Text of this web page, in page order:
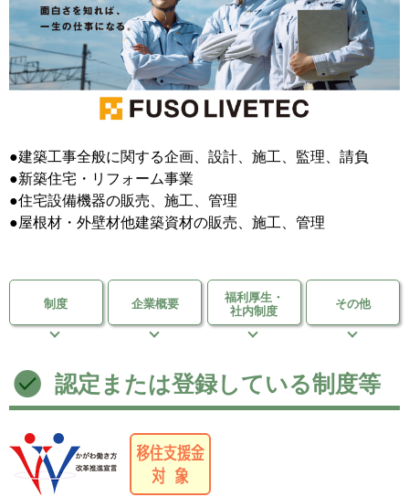
検索
閉じる
●建築工事全般に関する企画、設計、施工、監理、請負
●新築住宅・リフォーム事業
●住宅設備機器の販売、施工、管理
●屋根材・外壁材他建築資材の販売、施工、管理
制度 企業概要
福利厚生・
社内制度
その他
認定または登録している制度等